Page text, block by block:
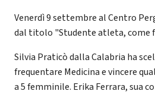
Venerdì 9 settembre al Centro
dal titolo "Studente atleta, come
Silvia Praticò dalla Calabria ha
frequentare Medicina e vincere
a 5 femminile. Erika Ferrara, sua